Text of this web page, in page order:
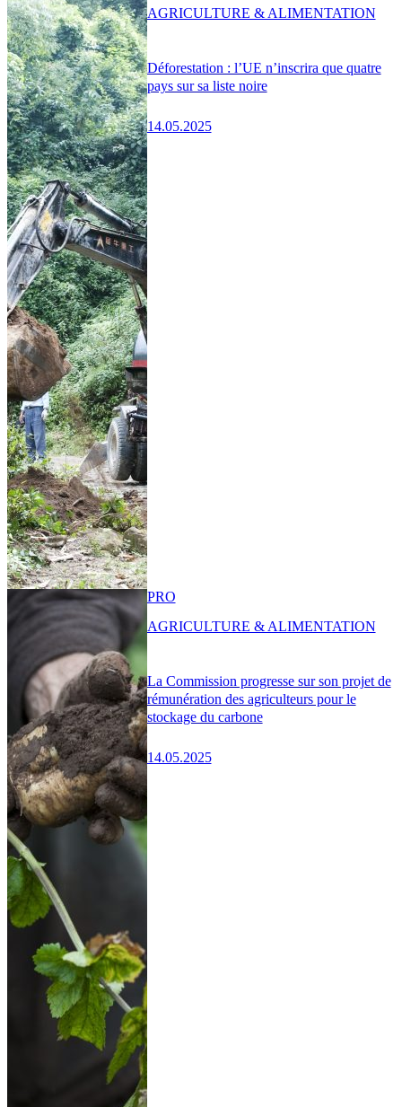
Déforestation : l’UE n’inscrira que quatre
pays sur sa liste noire
14.05.2025
AGRICULTURE & ALIMENTATION
La Commission progresse sur son projet de
rémunération des agriculteurs pour le
stockage du carbone
14.05.2025
PRO
AGRICULTURE & ALIMENTATION